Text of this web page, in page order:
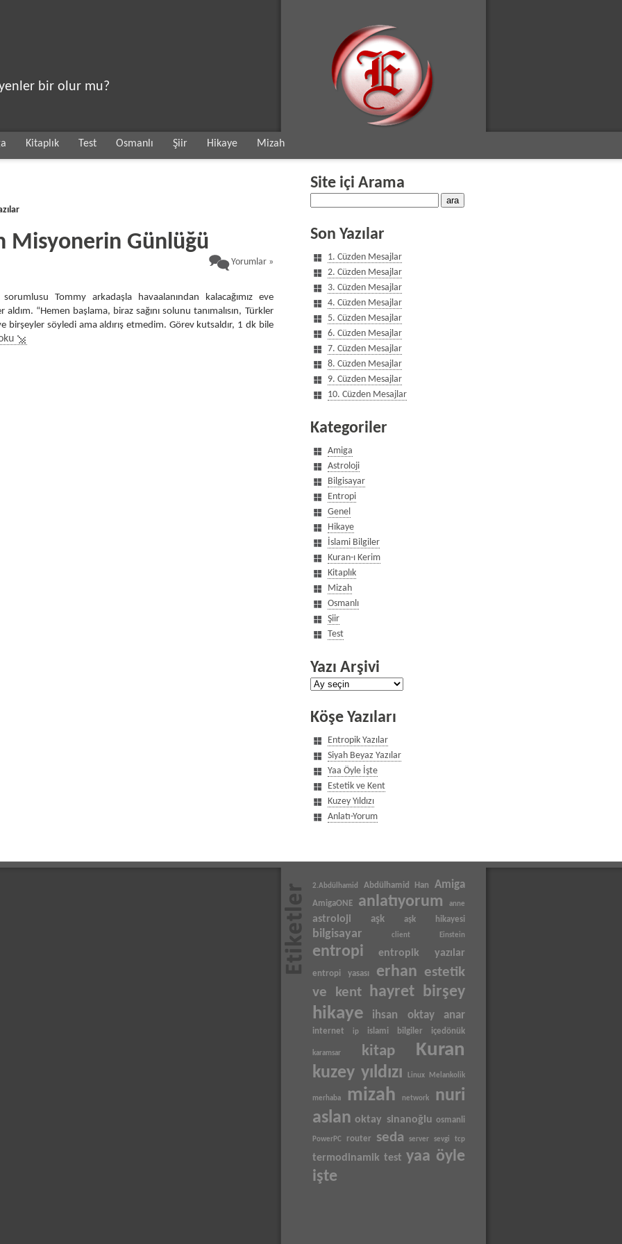
bir olur mu?
Kitaplık Test Osmanlı Şiir Hikaye Mizah
Misyonerin Günlüğü
Yorumlar »
Tommy arkadaşla havaalanından kalacağımız eve
aldım. “Hemen başlama, biraz sağını solunu tanımalısın, Türkler
birşeyler söyledi ama aldırış etmedim. Görev kutsaldır, 1 dk bile
Site içi Arama
Son Yazılar
1. Cüzden Mesajlar
2. Cüzden Mesajlar
3. Cüzden Mesajlar
4. Cüzden Mesajlar
5. Cüzden Mesajlar
6. Cüzden Mesajlar
7. Cüzden Mesajlar
8. Cüzden Mesajlar
9. Cüzden Mesajlar
10. Cüzden Mesajlar
Kategoriler
Amiga
Astroloji
Bilgisayar
Entropi
Genel
Hikaye
İslami Bilgiler
Kuran-ı Kerim
Kitaplık
Mizah
Osmanlı
Şiir
Test
Yazı Arşivi
Yazı
Köşe Yazıları
Entropik Yazılar
Siyah Beyaz Yazılar
Yaa Öyle İşte
Estetik ve Kent
Kuzey Yıldızı
Anlatı-Yorum
2.Abdülhamid Abdülhamid Han Amiga
AmigaONE anlatıyorum anne
astroloji aşk aşk hikayesi
bilgisayar client Einstein
entropi entropik yazılar
entropi yasası erhan estetik
ve kent hayret birşey
hikaye ihsan oktay anar
internet ip islami bilgiler içedönük
karamsar kitap Kuran
kuzey yıldızı Linux Melankolik
merhaba mizah network
nuri
aslan oktay sinanoğlu osmanli
PowerPC router seda server sevgi tcp
termodinamik test yaa öyle
işte